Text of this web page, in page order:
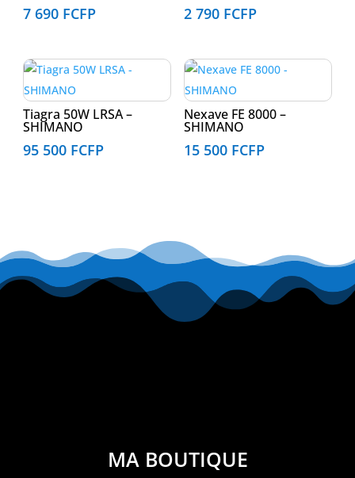
7 690 FCFP 2 790 FCFP
Tiagra 50W LRSA –
SHIMANO
95 500 FCFP
Nexave FE 8000 –
SHIMANO
15 500 FCFP
MA BOUTIQUE